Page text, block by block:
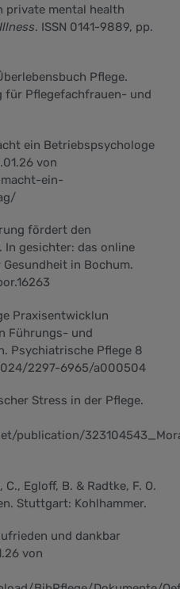
private mental health
. ISSN 0141-9889, pp.
Pflege.
für Pflegefachfrauen- und
ein Betriebspsychologe
von
ein-
fördert den
In gesichter: das online
in Bochum.
Praxisentwicklun
Führungs- und
Psychiatrische Pflege 8
2297-6965/a000504
Stress in der Pflege.
publication/
Egloff, B. & Radtke, F. O.
Stuttgart: Kohlhammer.
und dankbar
von